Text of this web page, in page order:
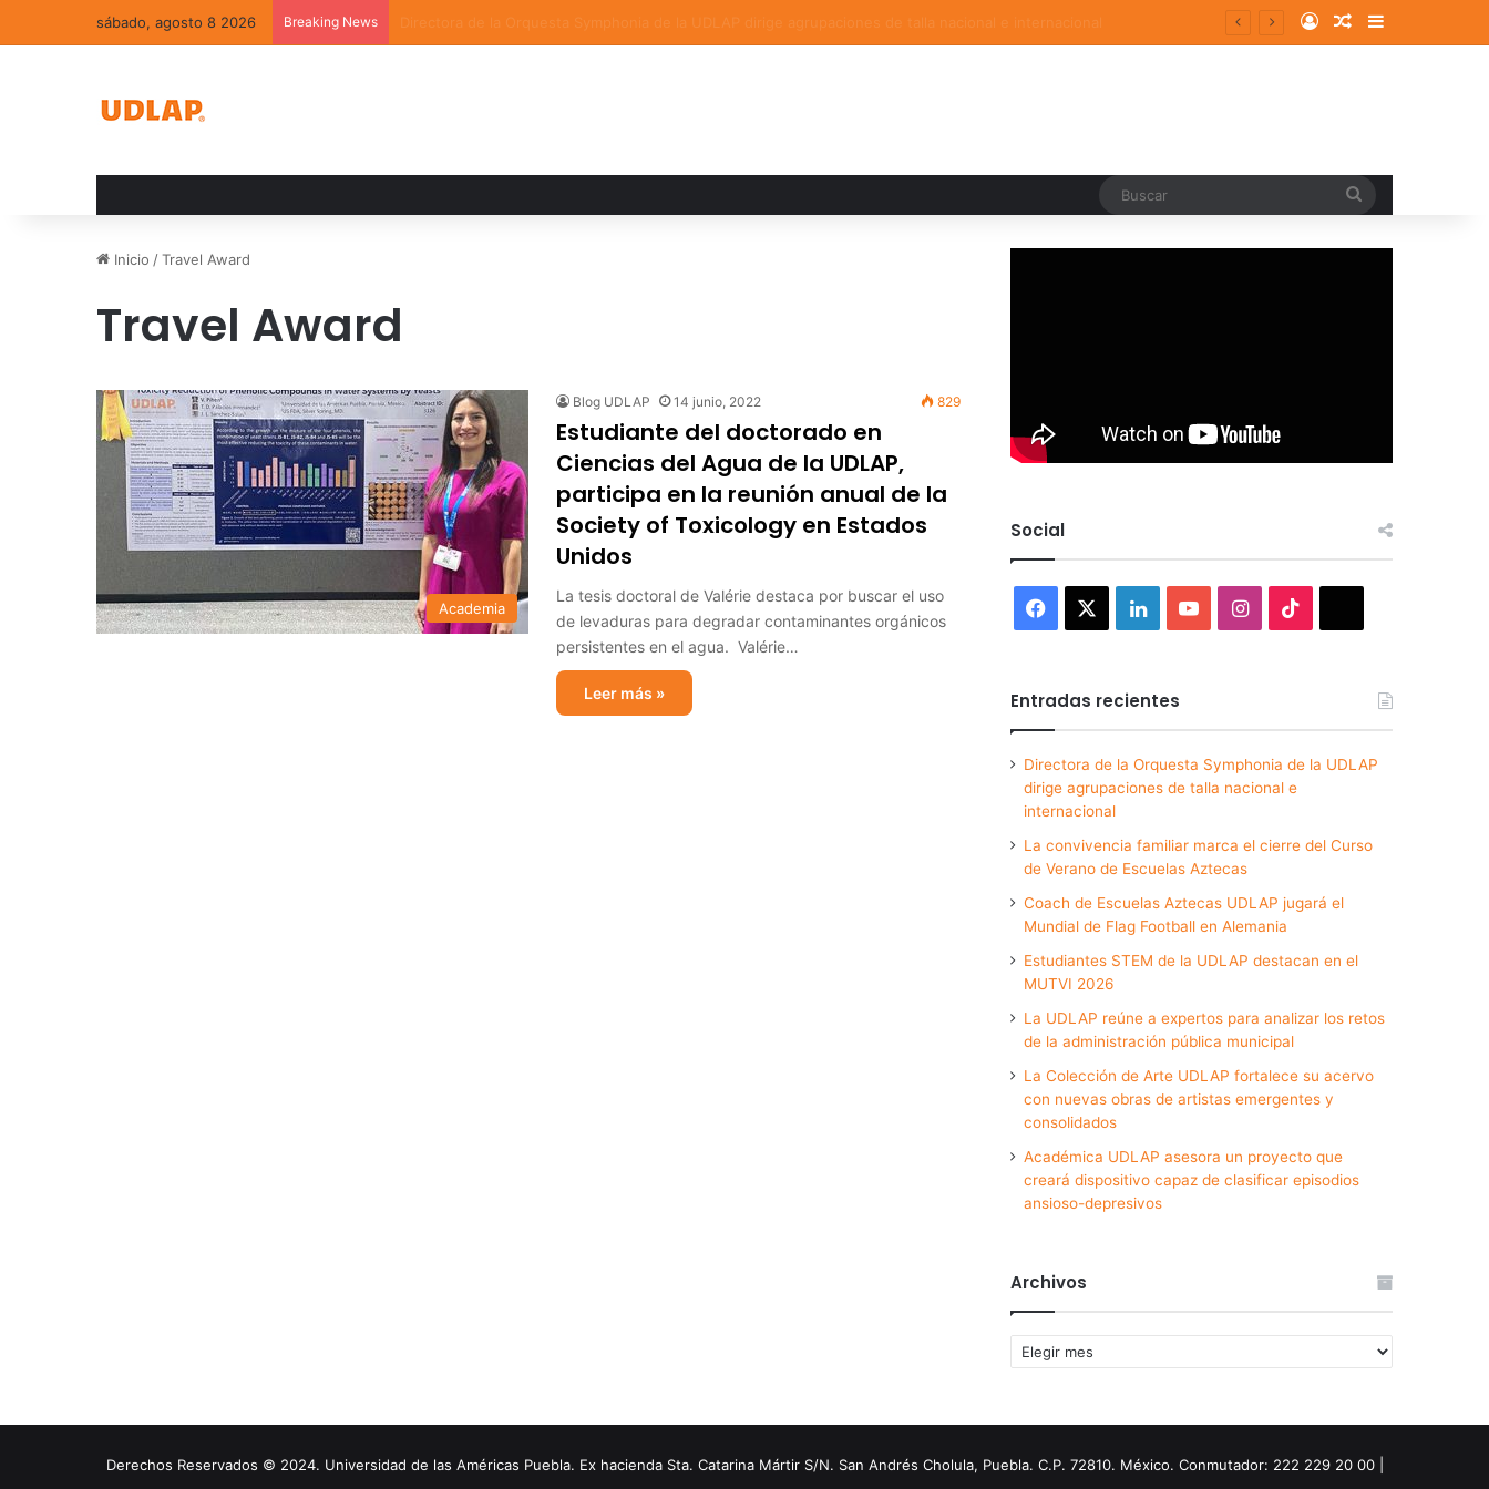
sábado, agosto 8 2026 Breaking News La convivencia familiar marca el cierre del Curso de Verano de Escuelas Aztecas Log InRandom Article
Sidebar
Inicio /Travel Award
Travel Award
Academia
Blog UDLAP 14 junio, 2022 829
Estudiante del doctorado en
Ciencias del Agua de la UDLAP,
participa en la reunión anual de la
Society of Toxicology en Estados
Unidos
La tesis doctoral de Valérie destaca por buscar el uso
de levaduras para degradar contaminantes orgánicos
persistentes en el agua. Valérie…
Leer más »
Social
Facebook LinkedInYouTubeInstagram
Entradas recientes
Directora de la Orquesta Symphonia de la UDLAP
dirige agrupaciones de talla nacional e
internacional
La convivencia familiar marca el cierre del Curso
de Verano de Escuelas Aztecas
Coach de Escuelas Aztecas UDLAP jugará el
Mundial de Flag Football en Alemania
Estudiantes STEM de la UDLAP destacan en el
MUTVI 2026
La UDLAP reúne a expertos para analizar los retos
de la administración pública municipal
La Colección de Arte UDLAP fortalece su acervo
con nuevas obras de artistas emergentes y
consolidados
Académica UDLAP asesora un proyecto que
creará dispositivo capaz de clasificar episodios
ansioso-depresivos
Archivos
Archivos
Derechos Reservados © 2024. Universidad de las Américas Puebla. Ex hacienda Sta. Catarina Mártir S/N. San Andrés Cholula, Puebla. C.P. 72810. México. Conmutador: 222 229 20 00 |